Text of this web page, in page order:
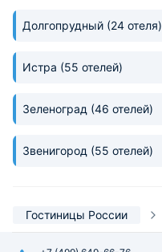
Долгопрудный (24 отеля)
Истра (55 отелей)
Зеленоград (46 отелей)
Звенигород (55 отелей)
Гостиницы России